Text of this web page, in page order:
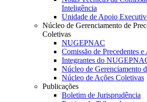
Inteligência
Unidade de Apoio
Núcleo de Gerenciamento de
Coletivas
NUGEPNAC
Comissão de Precedentes
Integrantes do
Núcleo de Gerenciamento
Núcleo de Ações Coletivas
Publicações
Boletim de Jurisprudência